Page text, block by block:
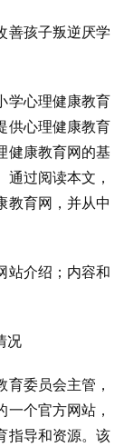
善孩子叛逆厌学
学心理健康教育
供心理健康教育
健康教育网的基
过阅读本文，
教育网，并从中
站介绍；内容和
况
委员会主管，
个官方网站，
指导和资源。该